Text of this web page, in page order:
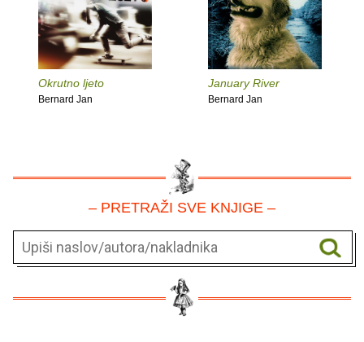
Okrutno ljeto
Bernard Jan
January River
Bernard Jan
– PRETRAŽI SVE KNJIGE –